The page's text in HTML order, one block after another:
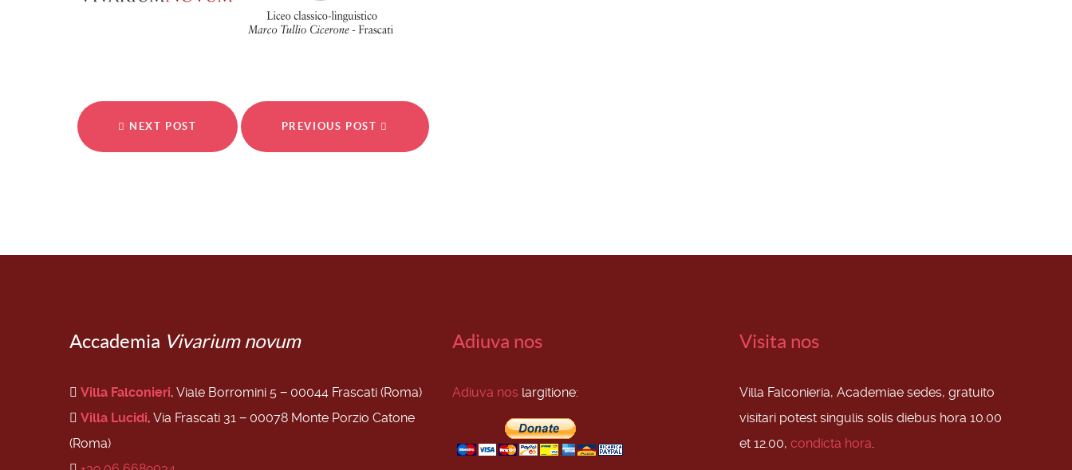
NEXT POST PREVIOUS POST
Accademia Vivarium novum
Villa Falconieri, Viale Borromini 5 − 00044 Frascati (Roma)
Villa Lucidi, Via Frascati 31 − 00078 Monte Porzio Catone
(Roma)
Adiuva nos
Adiuva nos largitione:
Visita nos
Villa Falconieria, Academiae sedes, gratuito
visitari potest singulis solis diebus hora 10.00
et 12.00, condicta hora.